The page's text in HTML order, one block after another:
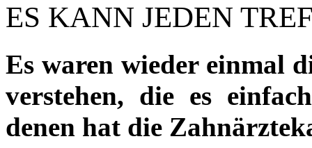
ES KANN JEDEN
Es waren wieder einmal
verstehen, die es
denen hat die